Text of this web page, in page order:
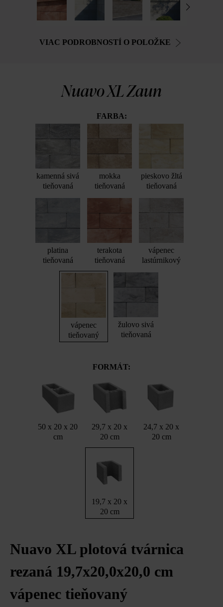
VIAC PODROBNOSTÍ O POLOŽKE
Nuavo XL Zaun
FARBA:
kamenná sivá
tieňovaná
mokka
tieňovaná
pieskovo žltá
tieňovaná
platina
tieňovaná
terakota
tieňovaná
vápenec
lastúrnikový
vápenec
tieňovaný
žulovo sivá
tieňovaná
FORMÁT:
50 x 20 x 20
cm
29,7 x 20 x
20 cm
24,7 x 20 x
20 cm
19,7 x 20 x
20 cm
Nuavo XL plotová tvárnica
rezaná 19,7x20,0x20,0 cm
vápenec tieňovaný